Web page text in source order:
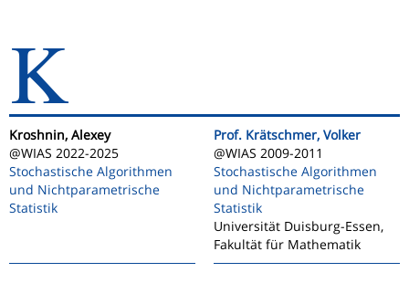
K
Kroshnin, Alexey
@WIAS 2022-2025
Stochastische Algorithmen
und Nichtparametrische
Statistik
Prof. Krätschmer, Volker
@WIAS 2009-2011
Stochastische Algorithmen
und Nichtparametrische
Statistik
Universität Duisburg-Essen,
Fakultät für Mathematik